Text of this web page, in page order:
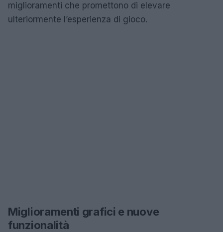
miglioramenti che promettono di elevare
ulteriormente l’esperienza di gioco.
Miglioramenti grafici e nuove
funzionalità